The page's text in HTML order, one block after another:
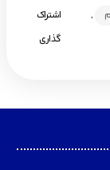
,
اشتراک
گذاری